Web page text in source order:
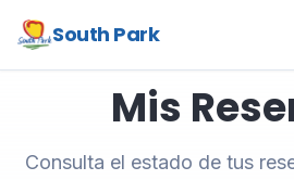
South Park
Mis
Consulta el estado de tus